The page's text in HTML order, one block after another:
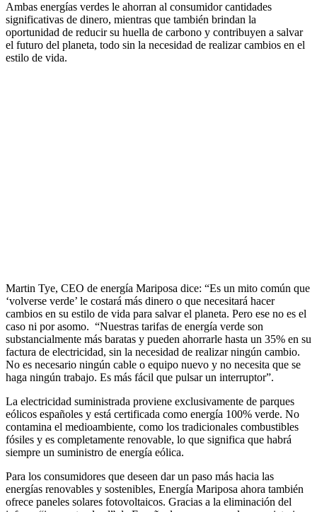
Ambas energías verdes le ahorran al consumidor cantidades
significativas de dinero, mientras que también brindan la
oportunidad de reducir su huella de carbono y contribuyen a salvar
el futuro del planeta, todo sin la necesidad de realizar cambios en el
estilo de vida.
Martin Tye, CEO de energía Mariposa dice: “Es un mito común que
‘volverse verde’ le costará más dinero o que necesitará hacer
cambios en su estilo de vida para salvar el planeta. Pero ese no es el
caso ni por asomo. “Nuestras tarifas de energía verde son
substancialmente más baratas y pueden ahorrarle hasta un 35% en su
factura de electricidad, sin la necesidad de realizar ningún cambio.
No es necesario ningún cable o equipo nuevo y no necesita que se
haga ningún trabajo. Es más fácil que pulsar un interruptor”.
La electricidad suministrada proviene exclusivamente de parques
eólicos españoles y está certificada como energía 100% verde. No
contamina el medioambiente, como los tradicionales combustibles
fósiles y es completamente renovable, lo que significa que habrá
siempre un suministro de energía eólica.
Para los consumidores que deseen dar un paso más hacia las
energías renovables y sostenibles, Energía Mariposa ahora también
ofrece paneles solares fotovoltaicos. Gracias a la eliminación del